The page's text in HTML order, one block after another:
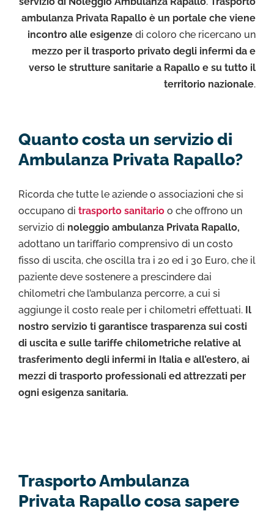
ambulanza Privata Rapallo è un portale che viene
incontro alle esigenze di coloro che ricercano un
mezzo per il trasporto privato degli infermi da e
verso le strutture sanitarie a Rapallo e su tutto il
territorio nazionale.
Quanto costa un servizio di
Ambulanza Privata Rapallo?
Ricorda che tutte le aziende o associazioni che si
occupano di trasporto sanitario o che offrono un
servizio di noleggio ambulanza Privata Rapallo,
adottano un tariffario comprensivo di un costo
fisso di uscita, che oscilla tra i 20 ed i 30 Euro, che il
paziente deve sostenere a prescindere dai
chilometri che l’ambulanza percorre, a cui si
aggiunge il costo reale per i chilometri effettuati. Il
nostro servizio ti garantisce trasparenza sui costi
di uscita e sulle tariffe chilometriche relative al
trasferimento degli infermi in Italia e all’estero, ai
mezzi di trasporto professionali ed attrezzati per
ogni esigenza sanitaria.
Trasporto Ambulanza
Privata Rapallo cosa sapere